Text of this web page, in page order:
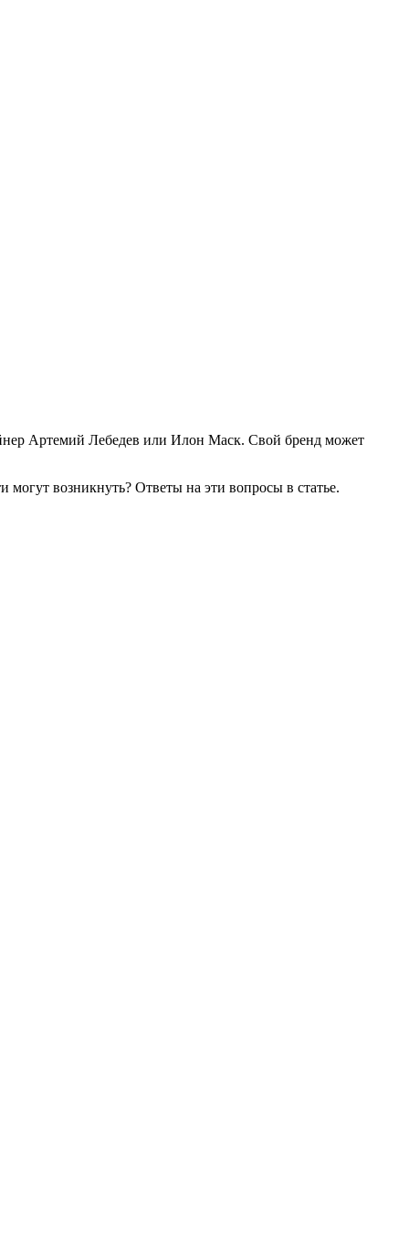
Артемий Лебедев или Илон Маск. Свой бренд может
могут возникнуть? Ответы на эти вопросы в статье.